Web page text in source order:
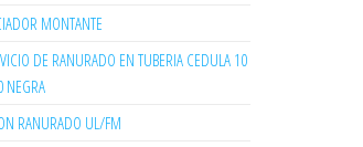
MONTANTE
DE RANURADO EN TUBERIA CEDULA 10
NEGRA
RANURADO UL/FM